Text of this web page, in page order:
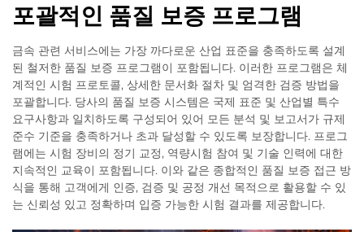
포괄적인 품질 보증 프로그램
금속 관련 서비스에는 가장 까다로운 산업 표준을 충족하도록 설계
된 철저한 품질 보증 프로그램이 포함됩니다. 이러한 프로그램은 체
계적인 시험 프로토콜, 상세한 문서화 절차 및 엄격한 검증 방법을
포괄합니다. 당사의 품질 보증 시스템은 국제 표준 및 산업별 특수
요구사항과 일치하도록 구성되어 있어 모든 분석 및 보고서가 규제
준수 기준을 충족하거나 초과 달성할 수 있도록 보장합니다. 프로그
램에는 시험 장비의 정기 교정, 역량시험 참여 및 기술 인력에 대한
지속적인 교육이 포함됩니다. 이와 같은 종합적인 품질 보증 접근 방
식을 통해 고객에게 인증, 검증 및 공정 개선 목적으로 활용할 수 있
는 신뢰성 있고 정확하며 입증 가능한 시험 결과를 제공합니다.